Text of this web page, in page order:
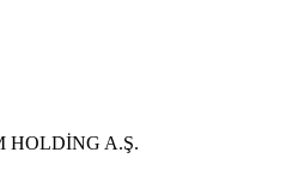
HOLDİNG A.Ş.